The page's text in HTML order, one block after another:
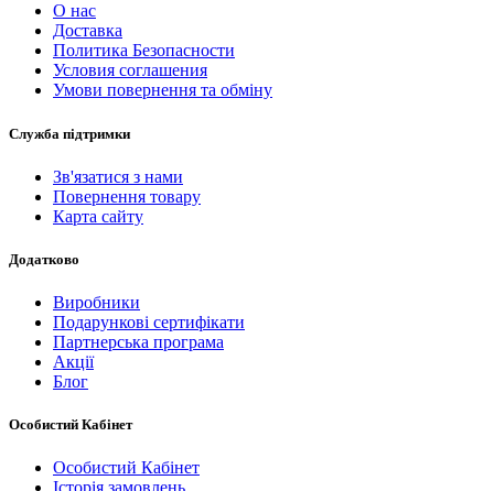
О нас
Доставка
Политика Безопасности
Условия соглашения
Умови повернення та обміну
Служба підтримки
Зв'язатися з нами
Повернення товару
Карта сайту
Додатково
Виробники
Подарункові сертифікати
Партнерська програма
Акції
Блог
Особистий Кабінет
Особистий Кабінет